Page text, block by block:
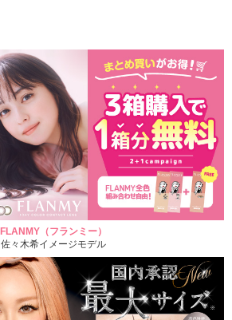
FLANMY（フランミー）
佐々木希イメージモデル